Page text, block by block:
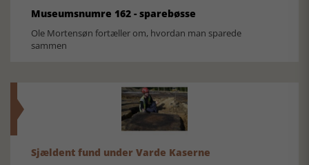
Museumsnumre 162 - sparebøsse
Ole Mortensøn fortæller om, hvordan man sparede
sammen
Sjældent fund under Varde Kaserne